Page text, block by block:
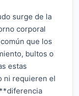
surge de la
corporal
que los
bultos o
estas
ni requieren el